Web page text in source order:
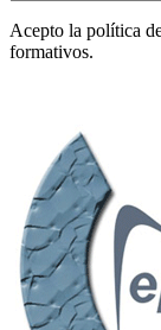
Acepto la política
formativos.